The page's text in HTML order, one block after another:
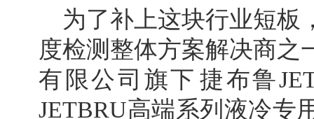
为了补上这块行业短板
度检测整体方案解决商之
有限公司旗下‌捷布鲁
JETBRU高端系列液冷专